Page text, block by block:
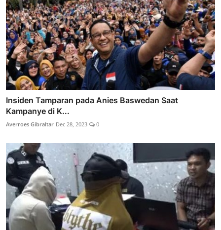
Insiden Tamparan pada Anies Baswedan Saat
Kampanye di K...
Averroes Gibraltar Dec 28, 2023 0